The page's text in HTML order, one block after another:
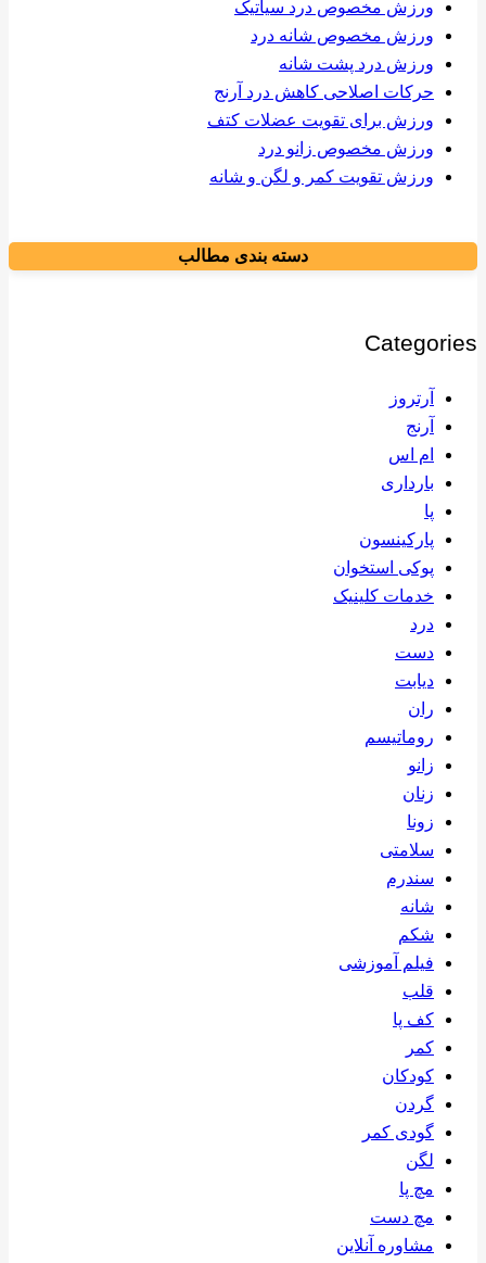
ورزش مخصوص درد سیاتیک
ورزش مخصوص شانه درد
ورزش درد پشت شانه
حرکات اصلاحی کاهش درد آرنج
ورزش برای تقویت عضلات کتف
ورزش مخصوص زانو درد
ورزش تقویت کمر و لگن و شانه
دسته بندی مطالب
Categories
آرتروز
آرنج
ام اس
بارداری
پا
پارکینسون
پوکی استخوان
خدمات کلینیک
درد
دست
دیابت
ران
روماتیسم
زانو
زنان
زونا
سلامتی
سندرم
شانه
شکم
فیلم آموزشی
قلب
کف پا
کمر
کودکان
گردن
گودی کمر
لگن
مچ پا
مچ دست
مشاوره آنلاین